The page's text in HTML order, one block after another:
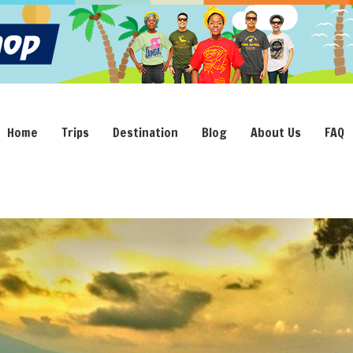
Home Trips Destination Blog About Us FAQ